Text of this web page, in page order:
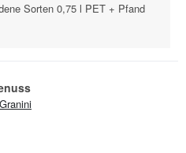
Sorten 0,75 l PET + Pfand
Granini